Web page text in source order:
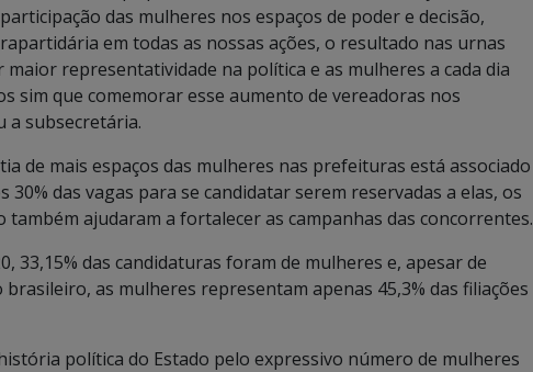
das mulheres nos espaços de poder e decisão,
em todas as nossas ações, o resultado nas urnas
representatividade na política e as mulheres a cada dia
sim que comemorar esse aumento de vereadoras nos
a subsecretária.
de mais espaços das mulheres nas prefeituras está associado
30% das vagas para se candidatar serem reservadas a elas, os
ajudaram a fortalecer as campanhas das concorrentes.
33,15% das candidaturas foram de mulheres e, apesar de
as mulheres representam apenas 45,3% das filiações
política do Estado pelo expressivo número de mulheres